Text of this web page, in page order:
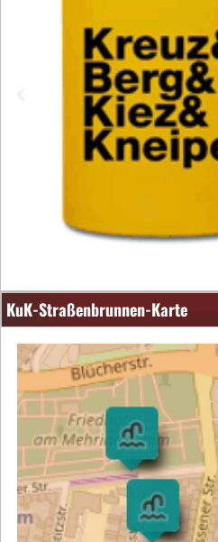
KuK-Straßenbrunnen-Karte